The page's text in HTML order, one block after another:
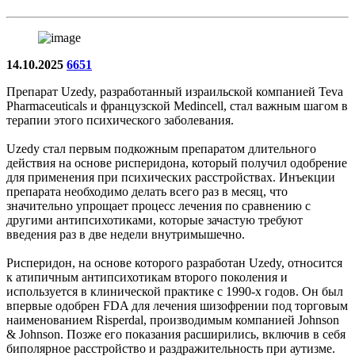
14.10.2025 6651
Препарат Uzedy, разработанный израильской компанией Teva
Pharmaceuticals и французской Medincell, стал важным шагом в
терапии этого психического заболевания.
Uzedy стал первым подкожным препаратом длительного
действия на основе рисперидона, который получил одобрение
для применения при психических расстройствах. Инъекции
препарата необходимо делать всего раз в месяц, что
значительно упрощает процесс лечения по сравнению с
другими антипсихотиками, которые зачастую требуют
введения раз в две недели внутримышечно.
Рисперидон, на основе которого разработан Uzedy, относится
к атипичным антипсихотикам второго поколения и
используется в клинической практике с 1990-х годов. Он был
впервые одобрен FDA для лечения шизофрении под торговым
наименованием Risperdal, производимым компанией Johnson
& Johnson. Позже его показания расширились, включив в себя
биполярное расстройство и раздражительность при аутизме.